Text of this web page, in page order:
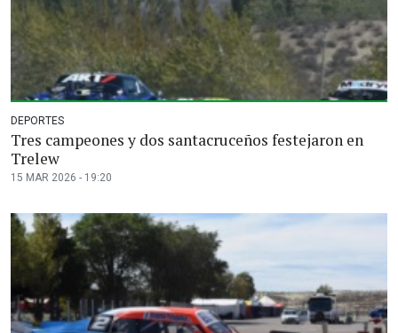
DEPORTES
Tres campeones y dos santacruceños festejaron en
Trelew
15 MAR 2026 - 19:20